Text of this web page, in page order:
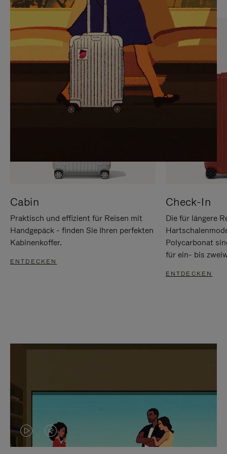
SIE,
UM
ANZUHALTEN
AUFHEBEN
DER
STUMMSCHALTUNG
Cabin
Praktisch und effizient für Reisen mit
Handgepäck - finden Sie Ihren perfekten
Kabinenkoffer.
ENTDECKEN
Check-In
Die für längere
Polycarbonat
für ein- bis
ENTDECKEN
DASVIDEO